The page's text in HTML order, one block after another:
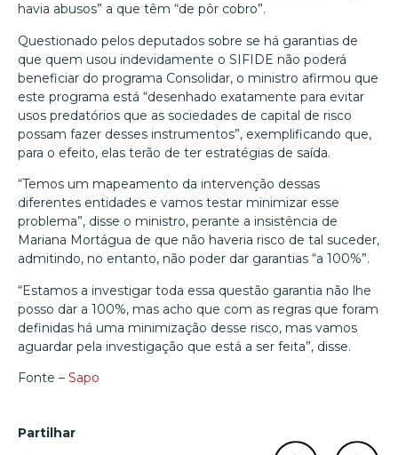
havia abusos” a que têm “de pôr cobro”.
Questionado pelos deputados sobre se há garantias de
que quem usou indevidamente o SIFIDE não poderá
beneficiar do programa Consolidar, o ministro afirmou que
este programa está “desenhado exatamente para evitar
usos predatórios que as sociedades de capital de risco
possam fazer desses instrumentos”, exemplificando que,
para o efeito, elas terão de ter estratégias de saída.
“Temos um mapeamento da intervenção dessas
diferentes entidades e vamos testar minimizar esse
problema”, disse o ministro, perante a insistência de
Mariana Mortágua de que não haveria risco de tal suceder,
admitindo, no entanto, não poder dar garantias “a 100%”.
“Estamos a investigar toda essa questão garantia não lhe
posso dar a 100%, mas acho que com as regras que foram
definidas há uma minimização desse risco, mas vamos
aguardar pela investigação que está a ser feita”, disse.
Fonte – Sapo
Partilhar